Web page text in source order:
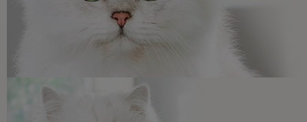
¡No te lo pierdas, únete a Purina y empieza
a disfrutar ya de las ventajas!​